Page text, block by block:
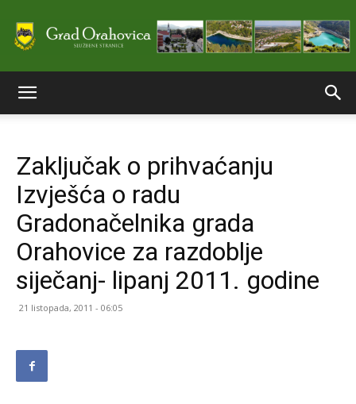
stranice
Grada
Zaključak o prihvaćanju
Izvješća o radu
Gradonačelnika grada
Orahovice za razdoblje
siječanj- lipanj 2011. godine
21 listopada, 2011 - 06:05